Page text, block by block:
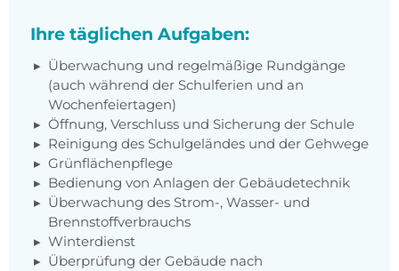
Ihre täglichen Aufgaben:
Überwachung und regelmäßige Rundgänge
(auch während der Schulferien und an
Wochenfeiertagen)
Öffnung, Verschluss und Sicherung der Schule
Reinigung des Schulgeländes und der Gehwege
Grünflächenpflege
Bedienung von Anlagen der Gebäudetechnik
Überwachung des Strom-, Wasser- und
Brennstoffverbrauchs
Winterdienst
Überprüfung der Gebäude nach